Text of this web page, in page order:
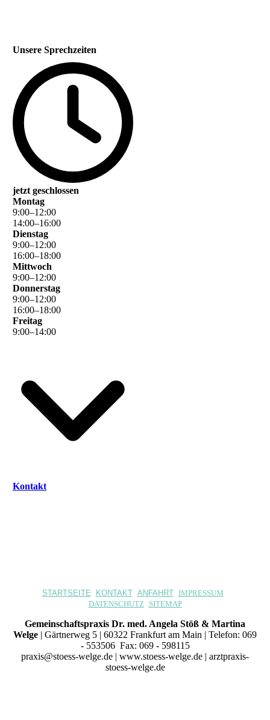
Unsere Sprechzeiten
jetzt geschlossen
Montag
9:00–12:00
14:00–16:00
Dienstag
9:00–12:00
16:00–18:00
Mittwoch
9:00–12:00
Donnerstag
9:00–12:00
16:00–18:00
Freitag
9:00–14:00
Kontakt
STARTSEITE KONTAKT ANFAHRT IMPRESSUM
DATENSCHUTZ
SITEMAP
Gemeinschaftspraxis Dr. med. Angela Stöß & Martina
Welge | Gärtnerweg 5 | 60322 Frankfurt am Main | Telefon: 069
- 553506 Fax: 069 - 598115
praxis@stoess-welge.de | www.stoess-welge.de | arztpraxis-
stoess-welge.de